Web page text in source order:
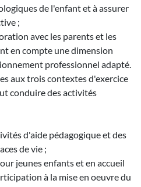
de l'enfant et à assurer
;
avec les parents et les
en compte une dimension
professionnel adapté.
aux trois contextes d'exercice
conduire des activités
d'aide pédagogique et des
de vie ;
jeunes enfants et en accueil
à la mise en oeuvre du